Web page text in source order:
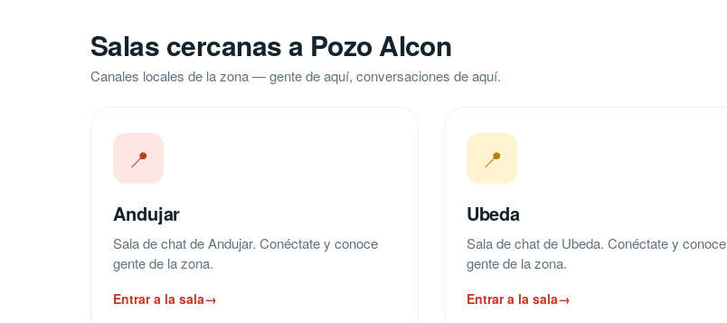
Salas cercanas a Pozo Alcon
Canales locales de la zona — gente de aquí, conversaciones de aquí.
📍
Andujar
Sala de chat de Andujar. Conéctate y conoce
gente de la zona.
Entrar a la sala→
📍
Ubeda
Sala de chat de Ubeda. Conéctate y conoce
gente de la zona.
Entrar a la sala→